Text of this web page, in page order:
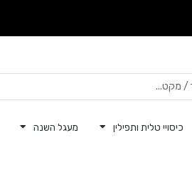
כיסויי טלית ותפילין מעגל השנה